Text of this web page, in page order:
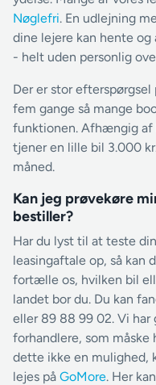
Nøglefri. En udlejning
dine lejere kan hente og
- helt uden personlig
Der er stor
fem gange så mange
funktionen. Afhængig af
tjener en lille bil 3.000
måned.
Kan jeg prøvekøre
bestiller?
Har du lyst til at teste
leasingaftale op, så kan
fortælle os, hvilken bil
landet bor du. Du kan
eller 89 88 99 02. Vi
forhandlere, som måske
dette ikke en mulighed,
lejes på GoMore. Her